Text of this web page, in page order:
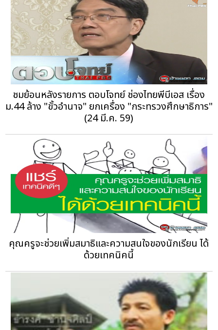
ชมย้อนหลังรายการ ตอบโจทย์ ช่องไทยพีบีเอส เรื่อง
ม.44 ล้าง "ขั้วอำนาจ" ยกเครื่อง "กระทรวงศึกษาธิการ"
(24 มี.ค. 59)
คุณครูจะช่วยเพิ่มสมาธิและความสนใจของนักเรียน ได้
ด้วยเทคนิคนี้